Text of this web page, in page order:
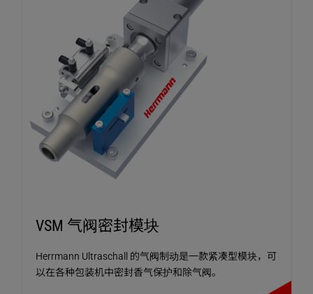
VSM 气阀密封模块
Herrmann Ultraschall 的气阀制动是一款紧凑型模块，可
以在各种包装机中密封香气保护和除气阀。
VSM 气阀密封模